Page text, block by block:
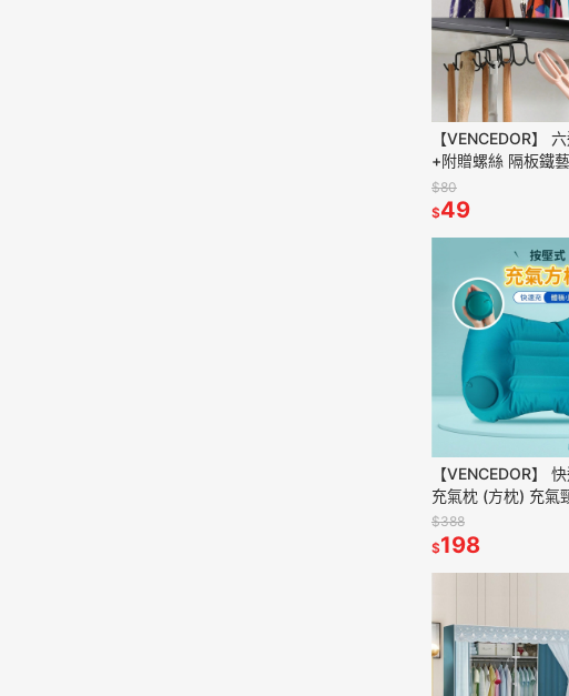
【VENCEDOR】
+附贈螺絲 隔板鐵
層板壁掛式掛鈎 櫥
滿499免運
$80
$49
【VENCEDOR】
充氣枕 (方枕) 充氣
枕 旅行頸枕 趴睡枕
貨 滿499免運
$388
$198